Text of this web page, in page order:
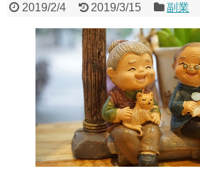
2019/2/4 2019/3/15 副業